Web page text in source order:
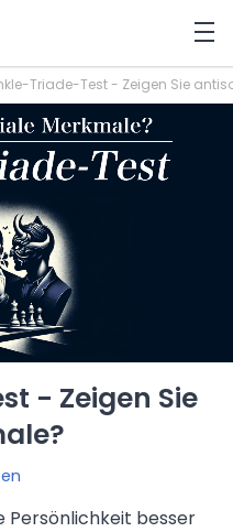
Triade-Test - Zeigen Sie
- Zeigen Sie
Persönlichkeit besser